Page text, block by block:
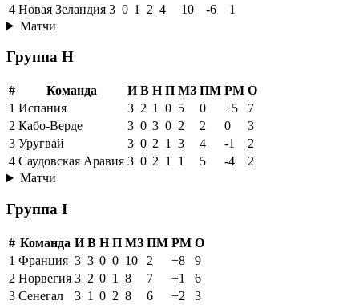
4 Новая Зеландия 3 0 1 2 4 10 -6
1
Матчи
Группа H
# Команда И В Н П МЗ ПМ РМ О
1 Испания 3 2 1 0 5 0 +5
7
2 Кабо-Верде 3 0 3 0 2 2 0
3
3 Уругвай 3 0 2 1 3 4 -1
2
4 Саудовская Аравия 3 0 2 1 1 5 -4
2
Матчи
Группа I
# Команда И В Н П МЗ ПМ РМ О
1 Франция 3 3 0 0 10 2 +8
9
2 Норвегия 3 2 0 1 8 7 +1
6
3 Сенегал 3 1 0 2 8 6 +2
3